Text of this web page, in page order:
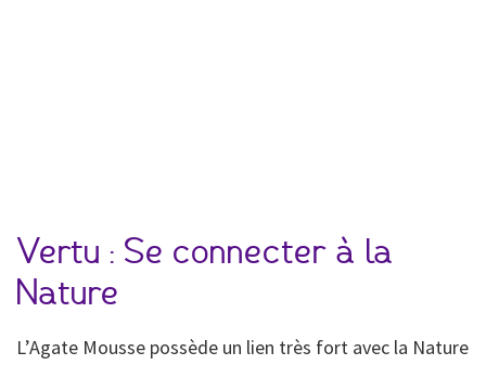
Vertu : Se connecter à la
Nature
L’Agate Mousse possède un lien très fort avec la Nature